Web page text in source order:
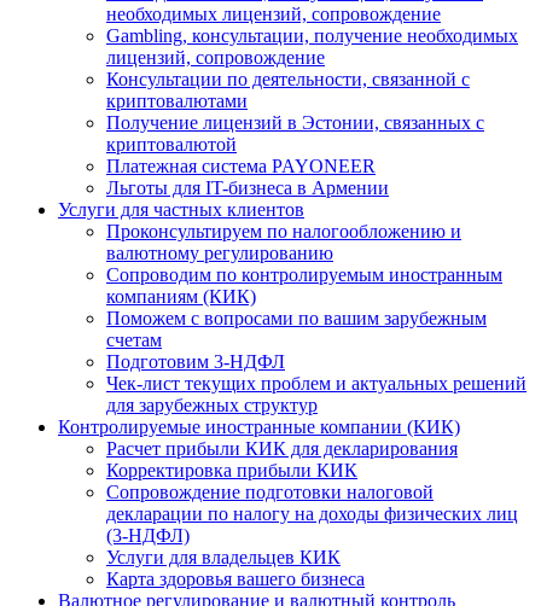
необходимых лицензий, сопровождение
Gambling, консультации, получение необходимых
лицензий, сопровождение
Консультации по деятельности, связанной с
криптовалютами
Получение лицензий в Эстонии, связанных с
криптовалютой
Платежная система PAYONEER
Льготы для IT-бизнеса в Армении
Услуги для частных клиентов
Проконсультируем по налогообложению и
валютному регулированию
Сопроводим по контролируемым иностранным
компаниям (КИК)
Поможем с вопросами по вашим зарубежным
счетам
Подготовим 3-НДФЛ
Чек-лист текущих проблем и актуальных решений
для зарубежных структур
Контролируемые иностранные компании (КИК)
Расчет прибыли КИК для декларирования
Корректировка прибыли КИК
Сопровождение подготовки налоговой
декларации по налогу на доходы физических лиц
(3-НДФЛ)
Услуги для владельцев КИК
Карта здоровья вашего бизнеса
Валютное регулирование и валютный контроль